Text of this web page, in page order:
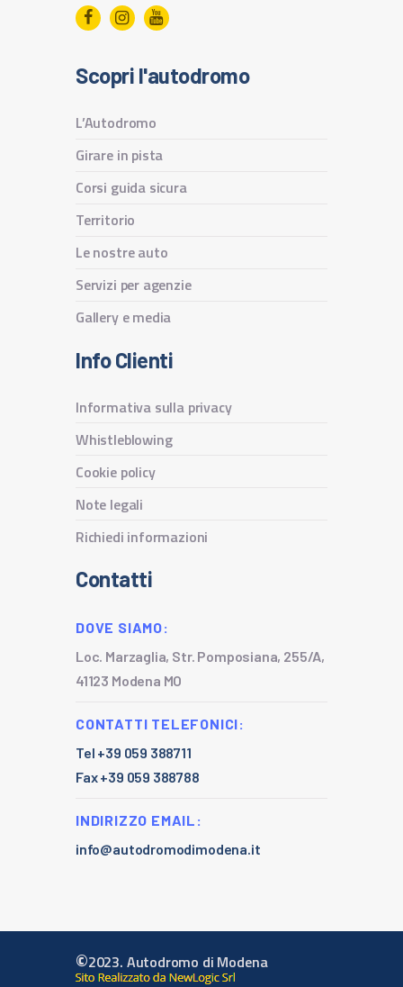
Scopri l'autodromo
L’Autodromo
Girare in pista
Corsi guida sicura
Territorio
Le nostre auto
Servizi per agenzie
Gallery e media
Info Clienti
Informativa sulla privacy
Whistleblowing
Cookie policy
Note legali
Richiedi informazioni
Contatti
DOVE SIAMO:
Loc. Marzaglia, Str. Pomposiana, 255/A,
41123 Modena MO
CONTATTI TELEFONICI:
Tel +39 059 388711
Fax +39 059 388788
INDIRIZZO EMAIL:
info@autodromodimodena.it
©2023. Autodromo di Modena